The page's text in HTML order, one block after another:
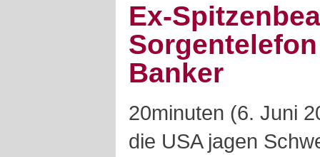
Ex-
Banker
20minuten (6. Juni
die USA jagen